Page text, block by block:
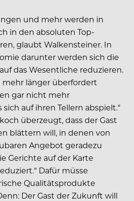
und mehr werden in
in den absoluten Top-
glaubt Walkensteiner. In
darunter werden sich die
das Wesentliche reduzieren.
mehr länger überfordert
gar nicht mehr
auf ihren Tellern abspielt.“
überzeugt, dass der Gast
blättern will, in denen von
Angebot geradezu
Gerichte auf der Karte
Dafür müsse
Qualitätsprodukte
Der Gast der Zukunft will